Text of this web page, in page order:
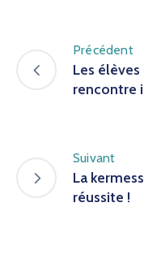
Précédent
Les
rencontre
Suivant
La
réussite !